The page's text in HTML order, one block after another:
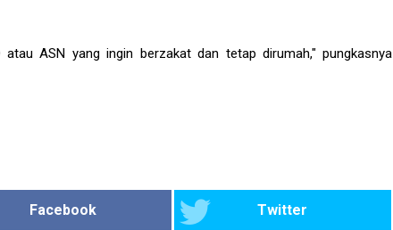
ASN yang ingin berzakat dan tetap dirumah," pungkasnya
Facebook Twitter